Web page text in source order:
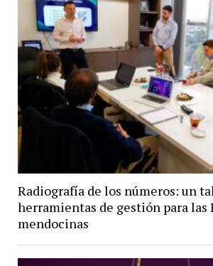
Radiografía de los números: un
herramientas de gestión para las
mendocinas